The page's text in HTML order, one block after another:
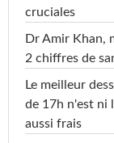
cruciales
Dr Amir Khan,
2 chiffres de
Le meilleur
de 17h n'est ni
aussi frais